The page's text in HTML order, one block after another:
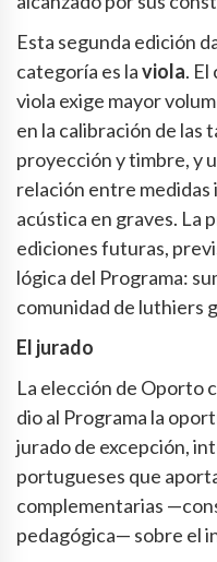
Esta segunda edición
categoría es laviola. El
viola exige mayor
en la calibración de las
proyección y timbre, y
relación entre medidas
acústica en graves. La
ediciones futuras,
lógica del Programa:
comunidad de luthiers
El jurado
La elección de Oporto
dio al Programa la
jurado de excepción,
portugueses que
complementarias
pedagógica— sobre el